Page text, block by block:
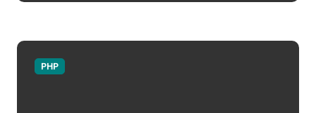
PHP